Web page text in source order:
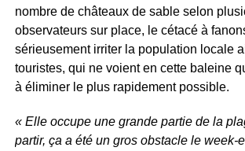
nombre de châteaux de sable selon
observateurs sur place, le cétacé à
sérieusement irriter la population locale
touristes, qui ne voient en cette baleine
à éliminer le plus rapidement possible.
« Elle occupe une grande partie de la
partir, ça a été un gros obstacle le week-